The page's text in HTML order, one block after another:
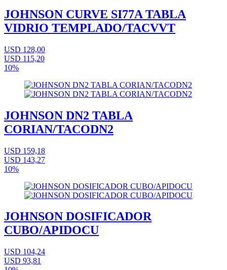
JOHNSON CURVE SI77A TABLA
VIDRIO TEMPLADO/TACVVT
USD 128,00
USD 115,20
10%
JOHNSON DN2 TABLA
CORIAN/TACODN2
USD 159,18
USD 143,27
10%
JOHNSON DOSIFICADOR
CUBO/APIDOCU
USD 104,24
USD 93,81